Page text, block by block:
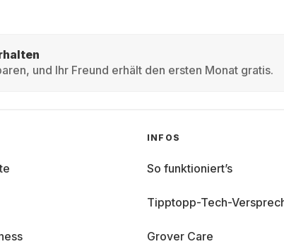
und Ihr Freund erhält den ersten Monat gratis.
INFOS
So funktioniert’s
Tipptopp-Tech-
Grover Care